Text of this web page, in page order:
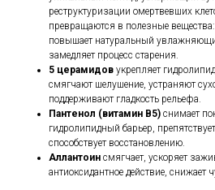
реструктуризации омертвевших
превращаются в полезные
повышает натуральный
замедляет процесс старения.
5 церамидов укрепляет
смягчают шелушение, устраняют
поддерживают гладкость рельефа.
Пантенол (витамин B5) снимает
гидролипидный барьер,
способствует восстановлению.
Аллантоин смягчает, ускоряет
антиоксидантное действие, снижает